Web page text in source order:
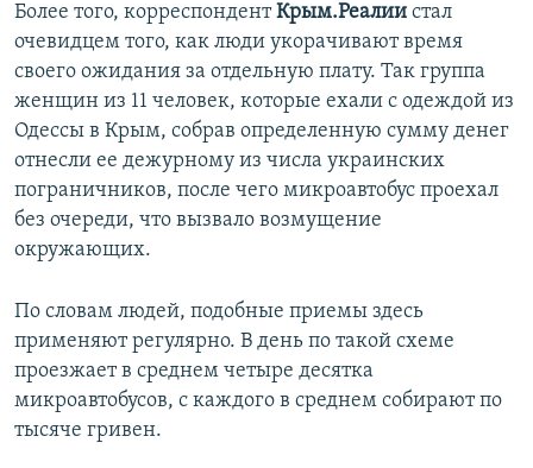
Более того, корреспондентКрым.Реалии стал
очевидцем того, как люди укорачивают время
своего ожидания за отдельную плату. Так группа
женщин из 11 человек, которые ехали с одеждой из
Одессы в Крым, собрав определенную сумму денег
отнесли ее дежурному из числа украинских
пограничников, после чего микроавтобус проехал
без очереди, что вызвало возмущение
окружающих.
По словам людей, подобные приемы здесь
применяют регулярно. В день по такой схеме
проезжает в среднем четыре десятка
микроавтобусов, с каждого в среднем собирают по
тысяче гривен.